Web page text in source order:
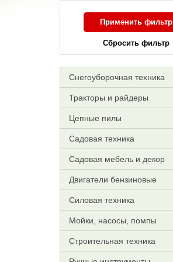
Применить фильтр
Сбросить фильтр
Снегоуборочная техника
Тракторы и райдеры
Цепные пилы
Садовая техника
Садовая мебель и декор
Двигатели бензиновые
Силовая техника
Мойки, насосы, помпы
Строительная техника